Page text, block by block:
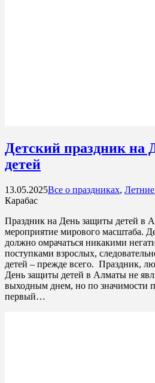
Детский праздник на
детей
13.05.2025Все о праздниках,
Карабас
Праздник на День защиты детей в
мероприятие мирового масштаба.
должно омрачаться никакими
поступками взрослых,
детей – прежде всего. Праздник,
День защиты детей в Алматы не
выходным днем, но по значимости
первый…